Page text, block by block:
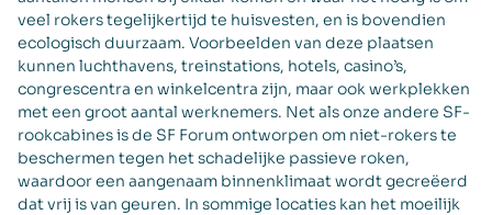
veel rokers tegelijkertijd te huisvesten, en is bovendien
ecologisch duurzaam. Voorbeelden van deze plaatsen
kunnen luchthavens, treinstations, hotels, casino’s,
congrescentra en winkelcentra zijn, maar ook werkplekken
met een groot aantal werknemers. Net als onze andere SF-
rookcabines is de SF Forum ontworpen om niet-rokers te
beschermen tegen het schadelijke passieve roken,
waardoor een aangenaam binnenklimaat wordt gecreëerd
dat vrij is van geuren. In sommige locaties kan het moeilijk